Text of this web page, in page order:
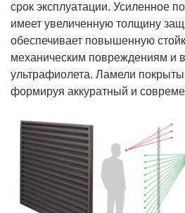
срок эксплуатации. Усиленное
имеет увеличенную толщину
обеспечивает повышенную
механическим повреждениям и
ультрафиолета. Ламели
формируя аккуратный и